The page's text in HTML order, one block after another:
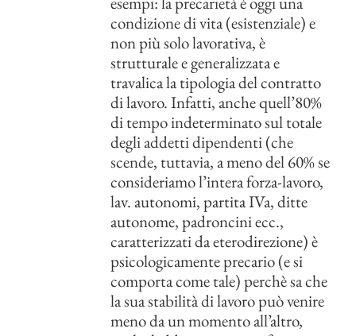
condizione di vita (esistenziale) e
non più solo lavorativa, è
strutturale e generalizzata e
travalica la tipologia del contratto
di lavoro. Infatti, anche quell’80%
di tempo indeterminato sul totale
degli addetti dipendenti (che
scende, tuttavia, a meno del 60% se
consideriamo l’intera forza-lavoro,
lav. autonomi, partita IVa, ditte
autonome, padroncini ecc.,
caratterizzati da eterodirezione) è
psicologicamente precario (e si
comporta come tale) perchè sa che
la sua stabilità di lavoro può venire
meno da un momento all’altro,